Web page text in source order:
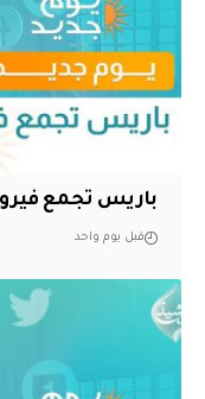
باريس تجمع
قبل يوم واحد